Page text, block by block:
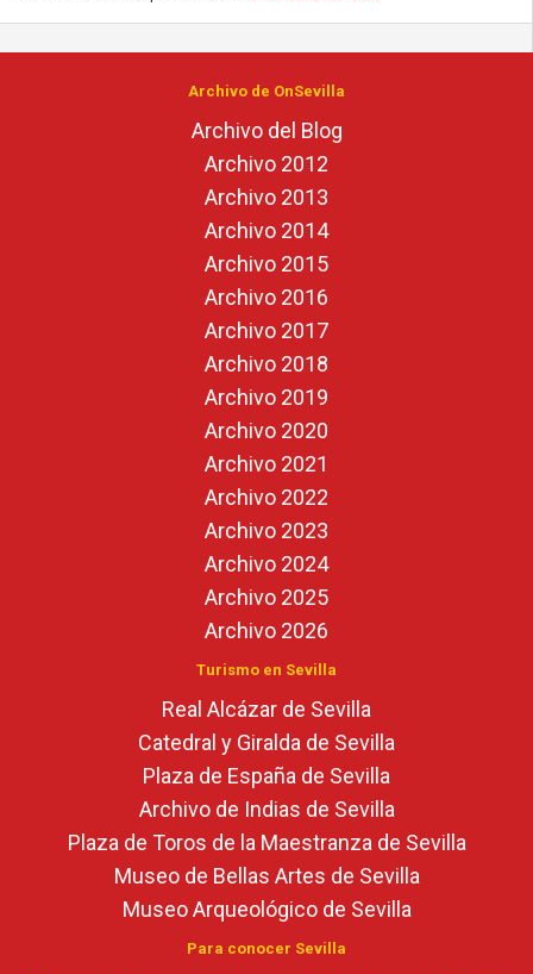
Archivo de OnSevilla
Archivo del Blog
Archivo 2012
Archivo 2013
Archivo 2014
Archivo 2015
Archivo 2016
Archivo 2017
Archivo 2018
Archivo 2019
Archivo 2020
Archivo 2021
Archivo 2022
Archivo 2023
Archivo 2024
Archivo 2025
Archivo 2026
Turismo en Sevilla
Real Alcázar de Sevilla
Catedral y Giralda de Sevilla
Plaza de España de Sevilla
Archivo de Indias de Sevilla
Plaza de Toros de la Maestranza de Sevilla
Museo de Bellas Artes de Sevilla
Museo Arqueológico de Sevilla
Para conocer Sevilla